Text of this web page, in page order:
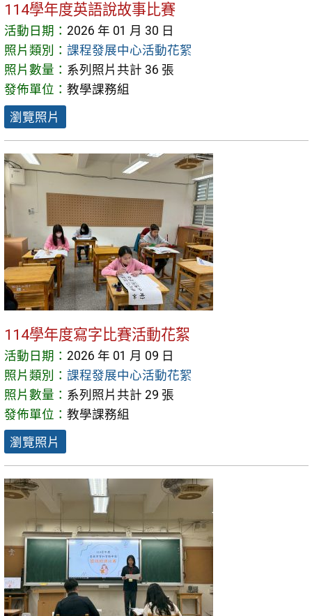
114學年度英語說故事比賽
活動日期： 2026 年 01 月 30 日
照片類別： 課程發展中心活動花絮
照片數量： 系列照片共計 36 張
發佈單位： 教學課務組
瀏覽照片
114學年度寫字比賽活動花絮
活動日期： 2026 年 01 月 09 日
照片類別： 課程發展中心活動花絮
照片數量： 系列照片共計 29 張
發佈單位： 教學課務組
瀏覽照片